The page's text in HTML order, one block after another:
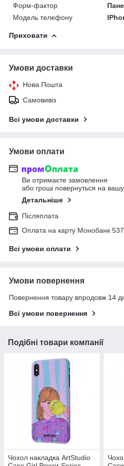
Форм-фактор
Модель телефону
Приховати
Умови доставки
Нова Пошта
Самовивіз
Всі умови доставки
Умови оплати
Ви отримаєте замовлення
або гроші повернуться на вашу
Детальніше
Післяплата
Оплата на карту Монобанк
Всі умови оплати
Умови повернення
Повернення товару впродовж 14
Всі умови повернення
Подібні товари компанії
Чохол накладка ArtStudio